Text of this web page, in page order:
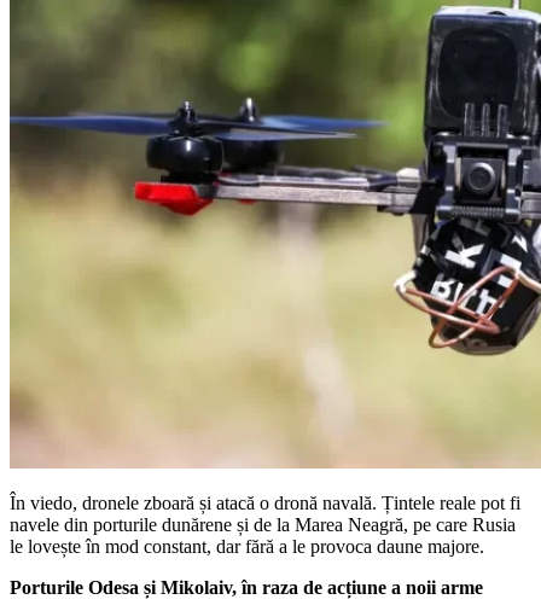
În viedo, dronele zboară și atacă o dronă navală. Țintele reale pot fi
navele din porturile dunărene și de la Marea Neagră, pe care Rusia
le lovește în mod constant, dar fără a le provoca daune majore.
Porturile Odesa și Mikolaiv, în raza de acțiune a noii arme